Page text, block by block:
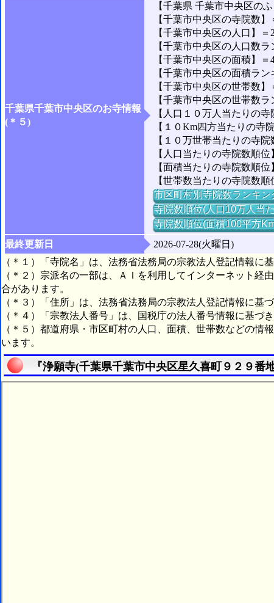
千葉県千葉市中央区のお寺情報
(＊５)
【千葉県 千葉市中央区の
【千葉市中央区の寺院数】
【千葉市中央区の人口】＝
【千葉市中央区の人口数
【千葉市中央区の面積】＝
【千葉市中央区の面積ラ
【千葉市中央区の世帯数】
【千葉市中央区の世帯数
【人口１０万人当たりの
【１０Km四方当たりの寺
【１０万世帯当たりの寺
【人口当たりの寺院数順位
【面積当たりの寺院数順位
【世帯数当たりの寺院数順
市区町村別寺院数ランキン
寺院数順位(人口10万人当
寺院数順位(面積100平方
最終更新日
2026-07-28(火曜日)
（＊１）「寺院名」は、法務省法務局の宗教法人登記情報に
（＊２）宗派名の一部は、ＡＩを利用してインターネット経
合があります。
（＊３）「住所」は、法務省法務局の宗教法人登記情報に基
（＊４）「宗教法人番号」は、国税庁の法人番号情報に基づ
（＊５）都道府県・市区町村の人口、面積、世帯数などの情
います。
『浄願寺(千葉県千葉市中央区星久喜町９２９番